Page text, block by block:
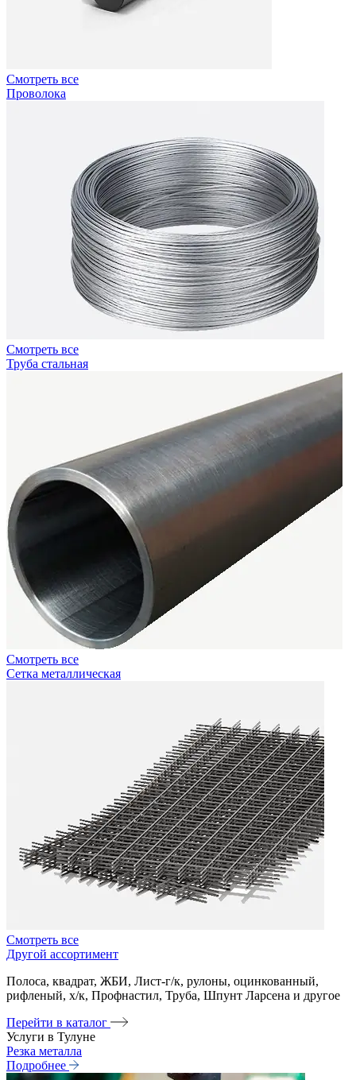
Смотреть все
Проволока
Смотреть все
Труба стальная
Смотреть все
Сетка металлическая
Смотреть все
Другой ассортимент
Полоса, квадрат, ЖБИ, Лист-г/к, рулоны, оцинкованный,
рифленый, х/к, Профнастил, Труба, Шпунт Ларсена и другое
Перейти в каталог
Услуги в Тулуне
Резка металла
Подробнее